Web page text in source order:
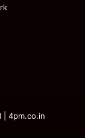
| 4pm.co.in